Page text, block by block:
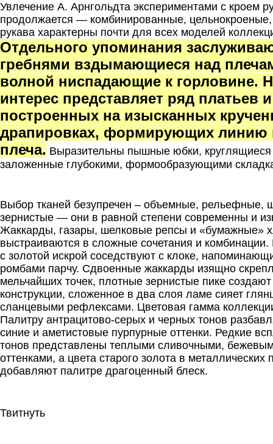
Увлечение А. Арнгольдта экспериментами с кроем
продолжается — комбинированные,
рукава характерны почти для всех моделей
Отдельного упоминания
гребнями вздымающиеся над
волной ниспадающие к горловине.
интерес представляет ряд платьев
построенных на изысканных
драпировках, формирующих линию
плеча. Выразительны пышные юбки, круглящиеся
заложенные глубокими, формообразующими
Выбор тканей безупречен – объемные, рельефные,
зернистые — они в равной степени современны и
Жаккарды, газары, шелковые репсы и «бумажные»
выстраиваются в сложные сочетания и
с золотой искрой соседствуют с клоке,
ромбами парчу. Сдвоенные жаккарды изящно
мельчайших точек, плотные зернистые пике создают
конструкции, сложенное в два слоя ламе сияет
сланцевыми рефлексами. Цветовая гамма
Палитру антрацитово-серых и черных тонов
синие и аметистовые пурпурные оттенки. Редкие
тонов представлены теплыми сливочными,
оттенками, а цвета старого золота в металлических
добавляют палитре драгоценный блеск.
Твитнуть